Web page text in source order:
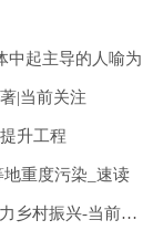
中起主导的人喻为
|当前关注
升工程
重度污染_速读
中药材成致富“良方”——灵石县特色产业助力乡村振兴-当前聚焦